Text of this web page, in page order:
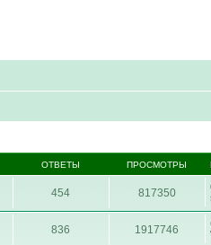
ОТВЕТЫ ПРОСМОТРЫ
454 817350
836 1917746